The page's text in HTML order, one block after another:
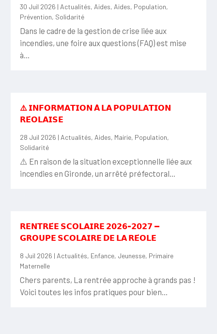
30 Juil 2026 | Actualités, Aides, Aides, Population,
Prévention, Solidarité
Dans le cadre de la gestion de crise liée aux
incendies, une foire aux questions (FAQ) est mise
à...
⚠️ 𝗜𝗡𝗙𝗢𝗥𝗠𝗔𝗧𝗜𝗢𝗡 𝗔̀ 𝗟𝗔 𝗣𝗢𝗣𝗨𝗟𝗔𝗧𝗜𝗢𝗡
𝗥𝗘́𝗢𝗟𝗔𝗜𝗦𝗘
28 Juil 2026 | Actualités, Aides, Mairie, Population,
Solidarité
⚠️ En raison de la situation exceptionnelle liée aux
incendies en Gironde, un arrêté préfectoral...
𝗥𝗘𝗡𝗧𝗥𝗘́𝗘 𝗦𝗖𝗢𝗟𝗔𝗜𝗥𝗘 𝟮𝟬𝟮𝟲-𝟮𝟬𝟮𝟳 —
𝗚𝗥𝗢𝗨𝗣𝗘 𝗦𝗖𝗢𝗟𝗔𝗜𝗥𝗘 𝗗𝗘 𝗟𝗔 𝗥𝗘́𝗢𝗟𝗘
8 Juil 2026 | Actualités, Enfance, Jeunesse, Primaire
Maternelle
Chers parents, La rentrée approche à grands pas !
Voici toutes les infos pratiques pour bien...